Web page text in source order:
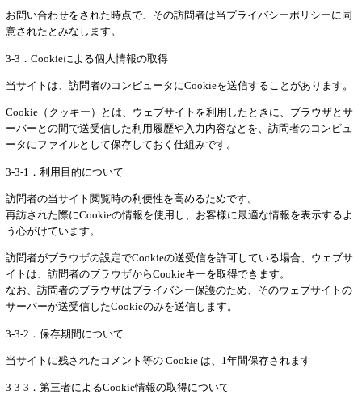
お問い合わせをされた時点で、その訪問者は当プライバシーポリシーに同
意されたとみなします。
3-3．Cookieによる個人情報の取得
当サイトは、訪問者のコンピュータにCookieを送信することがあります。
Cookie（クッキー）とは、ウェブサイトを利用したときに、ブラウザとサ
ーバーとの間で送受信した利用履歴や入力内容などを、訪問者のコンピュ
ータにファイルとして保存しておく仕組みです。
3-3-1．利用目的について
訪問者の当サイト閲覧時の利便性を高めるためです。
再訪された際にCookieの情報を使用し、お客様に最適な情報を表示するよ
う心がけています。
訪問者がブラウザの設定でCookieの送受信を許可している場合、ウェブサ
イトは、訪問者のブラウザからCookieキーを取得できます。
なお、訪問者のブラウザはプライバシー保護のため、そのウェブサイトの
サーバーが送受信したCookieのみを送信します。
3-3-2．保存期間について
当サイトに残されたコメント等の Cookie は、1年間保存されます
3-3-3．第三者によるCookie情報の取得について